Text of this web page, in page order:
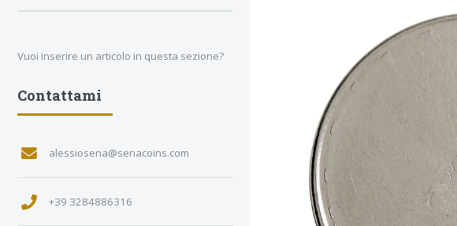
Vuoi inserire un articolo in questa sezione?
Contattami
alessiosena@senacoins.com
+39 3284886316